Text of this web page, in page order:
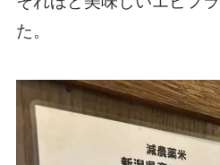
た。